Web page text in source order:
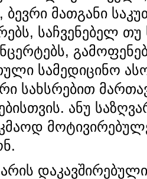
ბევრი მათგანი
საჩვენებელ
სამედიცინო
სახსრებით
ანუ